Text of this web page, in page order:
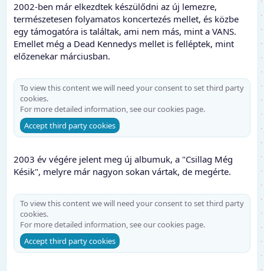
2002-ben már elkezdtek készülődni az új lemezre,
természetesen folyamatos koncertezés mellet, és közbe
egy támogatóra is találtak, ami nem más, mint a VANS.
Emellet még a Dead Kennedys mellet is felléptek, mint
előzenekar márciusban.
To view this content we will need your consent to set third party
cookies.
For more detailed information, see ourcookies page.
Accept third party cookies
2003 év végére jelent meg új albumuk, a "Csillag Még
Késik", melyre már nagyon sokan vártak, de megérte.
To view this content we will need your consent to set third party
cookies.
For more detailed information, see ourcookies page.
Accept third party cookies